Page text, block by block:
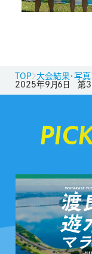
TOP 大会結果・写真
2025年9月6日 第3